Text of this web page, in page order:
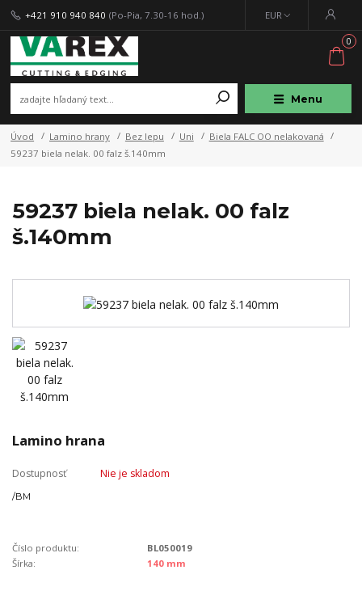
Menu
EUR
+421 910 940 840 (Po-Pia, 7.30-16 hod.)
0
Úvod Lamino hrany Bez lepu Uni
Biela FALC OO nelakovaná
59237 biela nelak. 00 falz š.140mm
59237 biela nelak. 00 falz
š.140mm
Lamino hrana
Dostupnosť Nie je skladom
/BM
Číslo produktu:
BL050019
Šírka:
140 mm